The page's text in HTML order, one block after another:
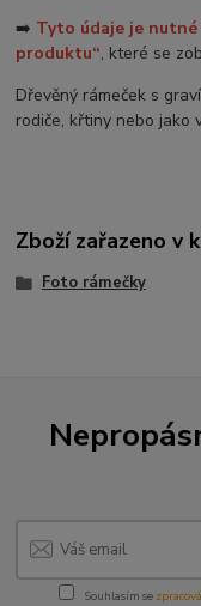
➡️ Tyto údaje je
produktu“, které se
Dřevěný rámeček s
rodiče, křtiny nebo jako
Zboží zařazeno v
Foto rámečky
Souhlasím se